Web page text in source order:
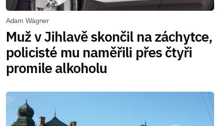
Adam Wágner
Muž v Jihlavě skončil na záchytce,
policisté mu naměřili přes čtyři
promile alkoholu